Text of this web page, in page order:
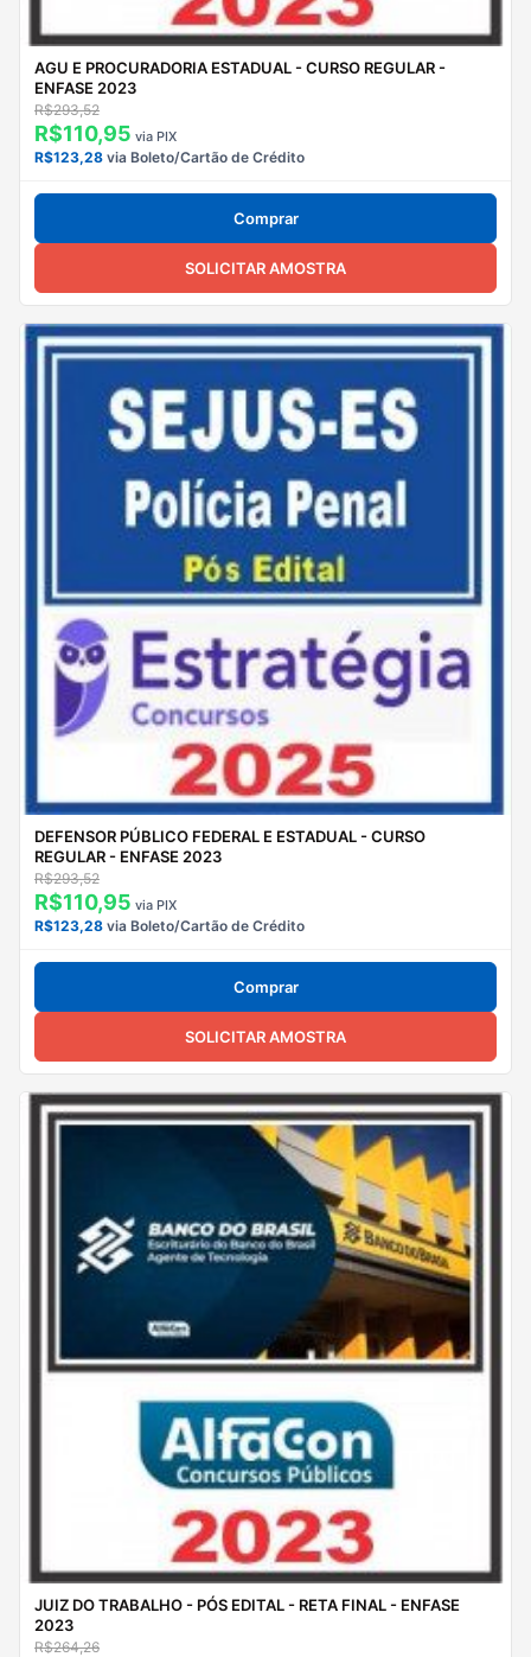
AGU E PROCURADORIA ESTADUAL - CURSO REGULAR -
ENFASE 2023
R$293,52
R$110,95 via PIX
R$123,28 via Boleto/Cartão de Crédito
Comprar
SOLICITAR AMOSTRA
DEFENSOR PÚBLICO FEDERAL E ESTADUAL - CURSO
REGULAR - ENFASE 2023
R$293,52
R$110,95 via PIX
R$123,28 via Boleto/Cartão de Crédito
Comprar
SOLICITAR AMOSTRA
JUIZ DO TRABALHO - PÓS EDITAL - RETA FINAL - ENFASE
2023
R$264,26